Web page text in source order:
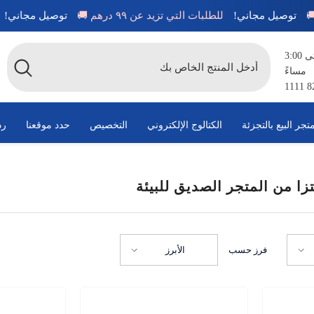
توصيل مجاني! للطلبات التي تزيد عن ٩٩ درهم 🚚 توصيل
متاح من الساعة 8:00 صباحًا حتى 3:00
مساءً
متجر البيع بالتجزئة الكتالوج الإلكتروني التخصيص حدد موقعنا
من المتجر الصديق للبيئة
فرز حسب الأبرز